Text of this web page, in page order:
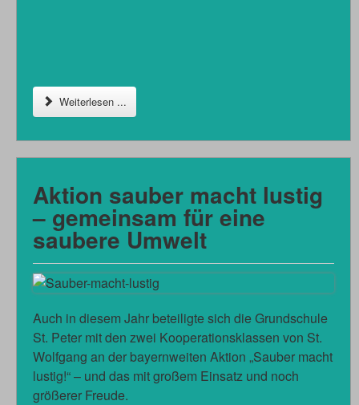
Weiterlesen ...
Aktion sauber macht lustig
– gemeinsam für eine
saubere Umwelt
Auch in diesem Jahr beteiligte sich die Grundschule
St. Peter mit den zwei Kooperationsklassen von St.
Wolfgang an der bayernweiten Aktion „Sauber macht
lustig!“ – und das mit großem Einsatz und noch
größerer Freude.